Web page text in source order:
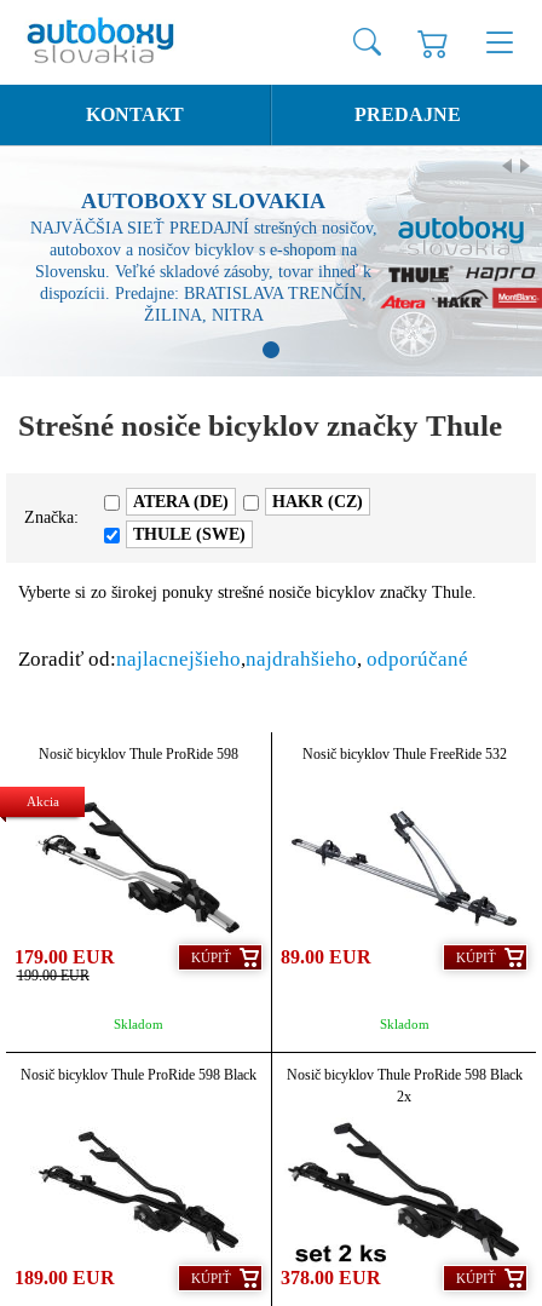
KONTAKT PREDAJNE
AUTOBOXY SLOVAKIA
NAJVÄČŠIA SIEŤ PREDAJNÍ strešných nosičov,
autoboxov a nosičov bicyklov s e-shopom na
Slovensku. Veľké skladové zásoby, tovar ihneď k
dispozícii. Predajne: BRATISLAVA TRENČÍN,
ŽILINA, NITRA
Strešné nosiče bicyklov značky Thule
Značka:
ATERA (DE)
HAKR (CZ)
THULE (SWE)
Vyberte si zo širokej ponuky strešné nosiče bicyklov značky Thule.
Zoradiť od:najlacnejšieho,najdrahšieho, odporúčané
Akcia
Nosič bicyklov Thule ProRide 598
179.00 EUR
199.00 EUR
KÚPIŤ
Skladom
Nosič bicyklov Thule FreeRide 532
89.00 EUR KÚPIŤ
Skladom
Nosič bicyklov Thule ProRide 598 Black
189.00 EUR KÚPIŤ
Nosič bicyklov Thule ProRide 598 Black
2x
378.00 EUR KÚPIŤ